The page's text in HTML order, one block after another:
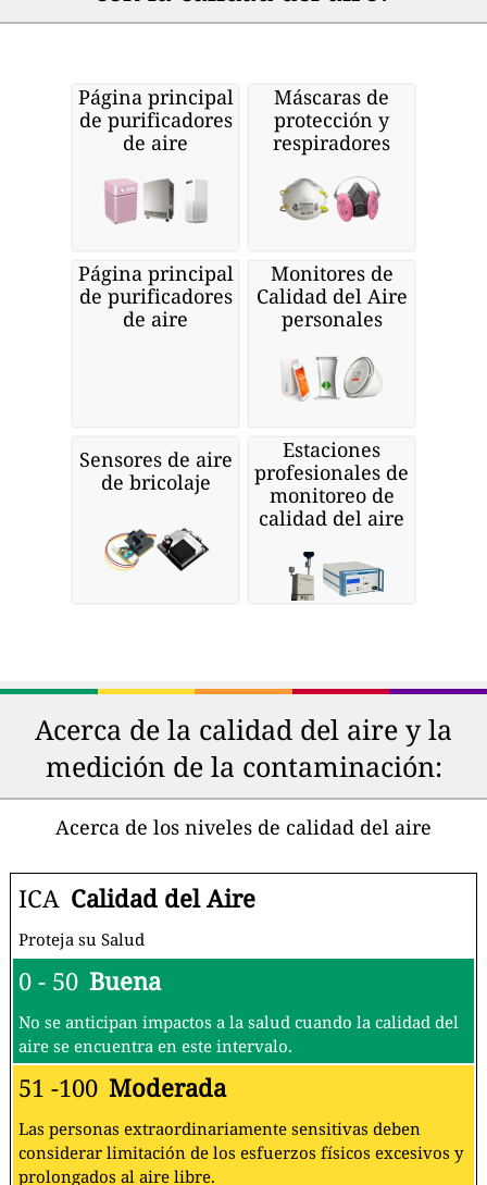
Página principal
de purificadores
de aire
Máscaras de
protección y
respiradores
Página principal
de purificadores
de aire
Monitores de
Calidad del Aire
personales
Sensores de aire
de bricolaje
Estaciones
profesionales de
monitoreo de
calidad del aire
Acerca de la calidad del aire y la
medición de la contaminación:
Acerca de los niveles de calidad del aire
ICA Calidad del Aire
Proteja su Salud
0 - 50 Buena
No se anticipan impactos a la salud cuando la calidad del
aire se encuentra en este intervalo.
51 -100 Moderada
Las personas extraordinariamente sensitivas deben
considerar limitación de los esfuerzos físicos excesivos y
prolongados al aire libre.